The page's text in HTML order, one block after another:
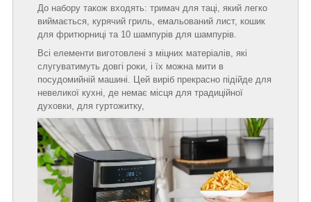
До набору також входять: тримач для таці, який легко
виймається, курячий гриль, емальований лист, кошик
для фритюрниці та 10 шампурів для шампурів.
Всі елементи виготовлені з міцних матеріалів, які
слугуватимуть довгі роки, і їх можна мити в
посудомийній машині. Цей виріб прекрасно підійде для
невеликої кухні, де немає місця для традиційної
духовки, для гуртожитку,